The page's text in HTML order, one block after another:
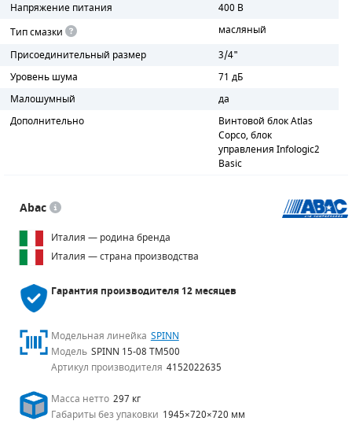
Напряжение питания
400 В
Тип смазки
масляный
Присоединительный размер
3/4"
Уровень шума
71 дБ
Малошумный
да
Дополнительно
Винтовой блок Atlas
Copco, блок
управления Infologic2
Basic
Abac
Италия — родина бренда
Италия — страна производства
Гарантия производителя12 месяцев
Модельная линейка SPINN
Модель SPINN 15-08 TM500
Артикул производителя 4152022635
Масса нетто 297 кг
Габариты без упаковки 1945×720×720 мм
ШЛАНГИ ДЛЯ МОТОПОМП